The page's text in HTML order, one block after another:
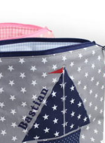
Auf die
Wunschliste